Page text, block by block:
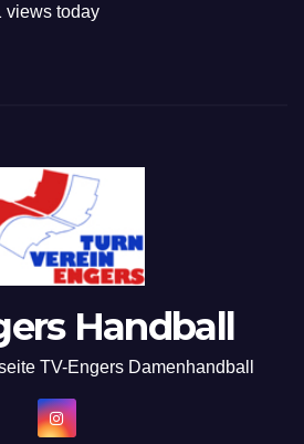
views today
Handball
TV-Engers Damenhandball